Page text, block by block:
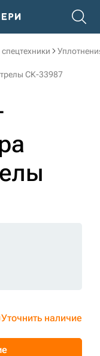
СК-33987
Уточнить наличие